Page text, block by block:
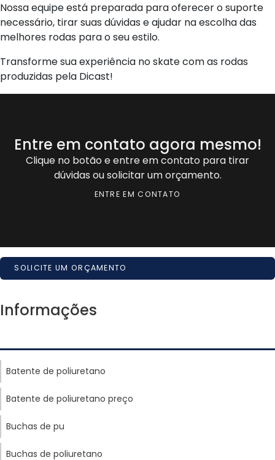
Nossa equipe está preparada para oferecer o suporte
necessário, tirar suas dúvidas e ajudar na escolha das
melhores rodas para o seu estilo.
Transforme sua experiência no skate com as rodas
produzidas pela Dicast!
Entre em contato agora mesmo!
Clique no botão e entre em contato para tirar
dúvidas ou solicitar um orçamento.
ENTRE EM CONTATO
SOLICITE UM ORÇAMENTO
Informações
Batente de poliuretano
Batente de poliuretano preço
Buchas de pu
Buchas de poliuretano